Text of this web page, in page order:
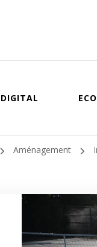
DIGITAL ECO
Aménagement